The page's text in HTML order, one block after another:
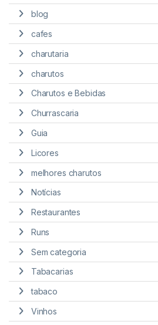
blog
cafes
charutaria
charutos
Charutos e Bebidas
Churrascaria
Guia
Licores
melhores charutos
Notícias
Restaurantes
Runs
Sem categoria
Tabacarias
tabaco
Vinhos